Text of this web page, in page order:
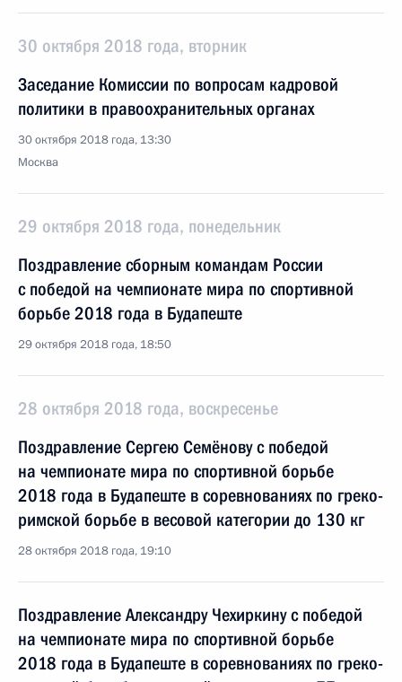
30 октября 2018 года, вторник
Заседание Комиссии по вопросам кадровой
политики в правоохранительных органах
30 октября 2018 года, 13:30
Москва
29 октября 2018 года, понедельник
Поздравление сборным командам России
с победой на чемпионате мира по спортивной
борьбе 2018 года в Будапеште
29 октября 2018 года, 18:50
28 октября 2018 года, воскресенье
Поздравление Сергею Семёнову с победой
на чемпионате мира по спортивной борьбе
2018 года в Будапеште в соревнованиях по греко-
римской борьбе в весовой категории до 130 кг
28 октября 2018 года, 19:10
Поздравление Александру Чехиркину с победой
на чемпионате мира по спортивной борьбе
2018 года в Будапеште в соревнованиях по греко-